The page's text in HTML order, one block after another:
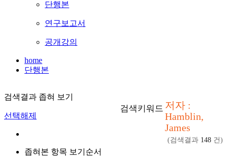
단행본
연구보고서
공개강의
home
단행본
검색결과 좁혀 보기
선택해제
좁혀본 항목 보기순서
검색키워드 저자 :
Hamblin,
James
(검색결과 148 건)